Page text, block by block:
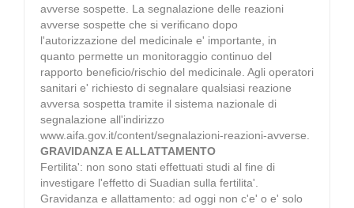
avverse sospette. La segnalazione delle reazioni
avverse sospette che si verificano dopo
l'autorizzazione del medicinale e' importante, in
quanto permette un monitoraggio continuo del
rapporto beneficio/rischio del medicinale. Agli operatori
sanitari e' richiesto di segnalare qualsiasi reazione
avversa sospetta tramite il sistema nazionale di
segnalazione all'indirizzo
www.aifa.gov.it/content/segnalazioni-reazioni-avverse.
GRAVIDANZA E ALLATTAMENTO
Fertilita': non sono stati effettuati studi al fine di
investigare l'effetto di Suadian sulla fertilita'.
Gravidanza e allattamento: ad oggi non c'e' o e' solo